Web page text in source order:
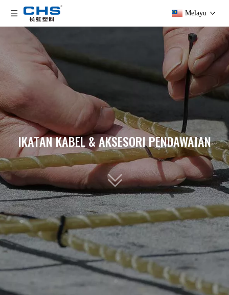
Melayu
IKATAN KABEL & AKSESORI PENDAWAIAN